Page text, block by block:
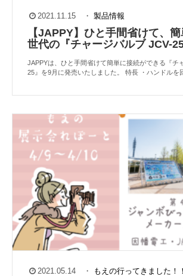
2021.11.15 ・ 製品情報
【JAPPY】ひと手間省けて、
世代の『チャージバルブ JCV-25
JAPPYは、ひと手間省けて簡単に接続ができる『チ
25』を9月に発売いたしました。 特長 ・ハンドルを
2021.05.14 ・ もえの行ってきました！！